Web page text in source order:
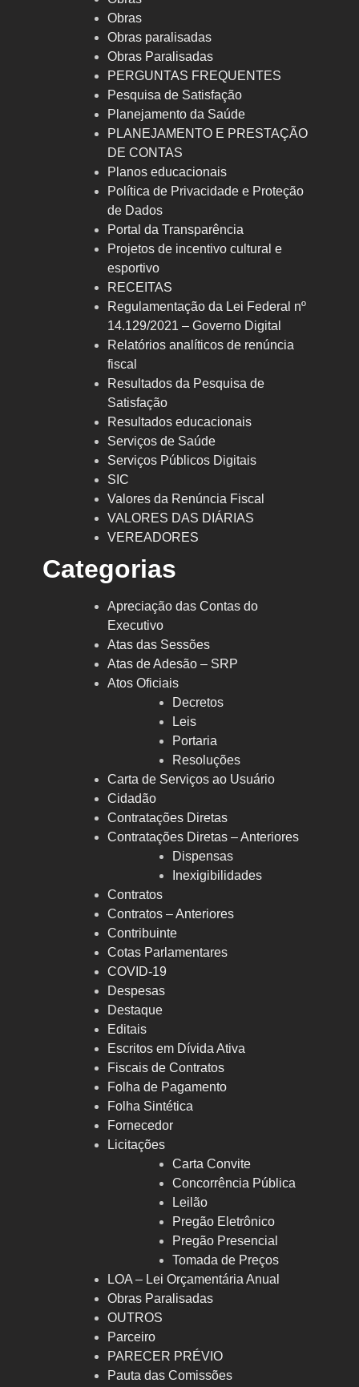
Obras
Obras paralisadas
Obras Paralisadas
PERGUNTAS FREQUENTES
Pesquisa de Satisfação
Planejamento da Saúde
PLANEJAMENTO E PRESTAÇÃO
DE CONTAS
Planos educacionais
Política de Privacidade e Proteção
de Dados
Portal da Transparência
Projetos de incentivo cultural e
esportivo
RECEITAS
Regulamentação da Lei Federal nº
14.129/2021 – Governo Digital
Relatórios analíticos de renúncia
fiscal
Resultados da Pesquisa de
Satisfação
Resultados educacionais
Serviços de Saúde
Serviços Públicos Digitais
SIC
Valores da Renúncia Fiscal
VALORES DAS DIÁRIAS
VEREADORES
Categorias
Apreciação das Contas do
Executivo
Atas das Sessões
Atas de Adesão – SRP
Atos Oficiais
Decretos
Leis
Portaria
Resoluções
Carta de Serviços ao Usuário
Cidadão
Contratações Diretas
Contratações Diretas – Anteriores
Dispensas
Inexigibilidades
Contratos
Contratos – Anteriores
Contribuinte
Cotas Parlamentares
COVID-19
Despesas
Destaque
Editais
Escritos em Dívida Ativa
Fiscais de Contratos
Folha de Pagamento
Folha Sintética
Fornecedor
Licitações
Carta Convite
Concorrência Pública
Leilão
Pregão Eletrônico
Pregão Presencial
Tomada de Preços
LOA – Lei Orçamentária Anual
Obras Paralisadas
OUTROS
Parceiro
PARECER PRÉVIO
Pauta das Comissões